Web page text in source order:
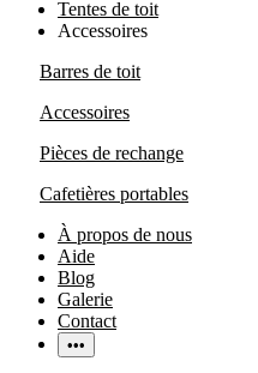
Tentes de toit
Accessoires
Barres de toit
Accessoires
Pièces de rechange
Cafetières portables
À propos de nous
Aide
Blog
Galerie
Contact
•••